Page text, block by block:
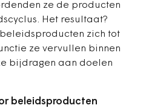
ze de producten
Het resultaat?
zich tot
ze vervullen binnen
bijdragen aan doelen
beleidsproducten